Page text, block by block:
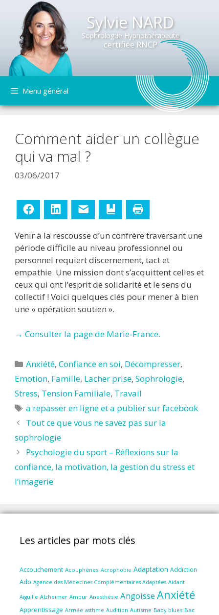
Sylvie NARD
Sophrologue Hypnothérapeute
certifiée RNCP
contenu
Menu général
Comment aider un collègue
qui va mal ?
03/06/2017
Facebook LinkedIn Ajouter aux favoris
Venir à la rescousse d’un confrère traversant une
période difficile au niveau professionnel ou
personnel requiert discernement, tact et
empathie. Une mission dont s’acquittent celles et
ceux qui ont l’esprit de solidarité et le sens du
collectif ! Voici quelques clés pour mener à bien
une « opération soutien ».
→ Consulter la page de Marie-France.
Catégories
Anxiété,Confiance en soi, Décompresser,
Emotion, Famille, Lacher prise, Sophrologie,
Stress, Tension Familiale, Travail
Étiquettes
a repasser en ligne et a publier sur facebook
Tout ce que vous ne savez pas sur la
sophrologie
Psychologie du sport – Réflexions sur la
confiance, la motivation, la gestion du stress et
l’imagerie
Les articles par mots clés
Accouchement Acouphènes Acrophobie Adaptation Addiction
Ado Agence des Médecines Complémentaires Adaptées Aidant
Aiguille Alzheimer Amour Anesthésie Angoisse Anxiété
Apprentissage Armée asthme Audition Autisme Baby blues Bac